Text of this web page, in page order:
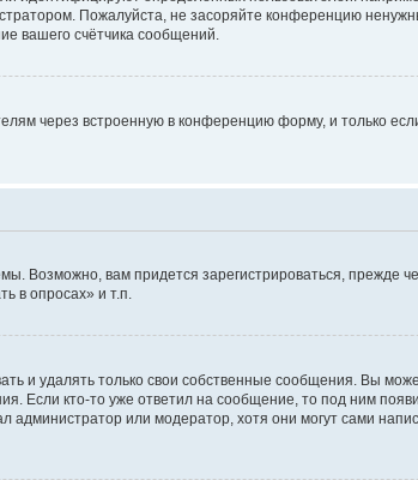
Пожалуйста, не засоряйте конференцию
вашего счётчика сообщений.
через встроенную в конференцию форму, и только
Возможно, вам придется зарегистрироваться, прежде
в опросах» и т.п.
и удалять только свои собственные сообщения. Вы
Если кто-то уже ответил на сообщение, то под ним
или модератор, хотя они могут сами